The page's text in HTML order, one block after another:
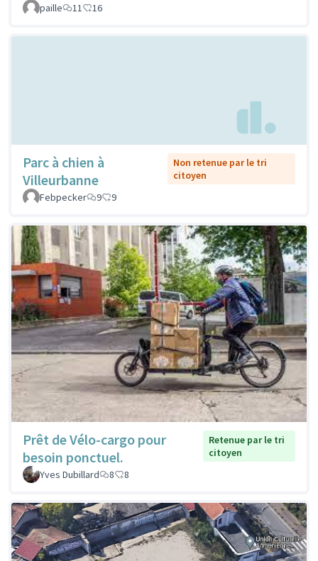
paille 11 16
Parc à chien à
Villeurbanne
Non retenue par le tri
citoyen
Febpecker
9 9
Prêt de Vélo-cargo pour
besoin ponctuel.
Retenue par le tri
citoyen
Yves Dubillard
8 8